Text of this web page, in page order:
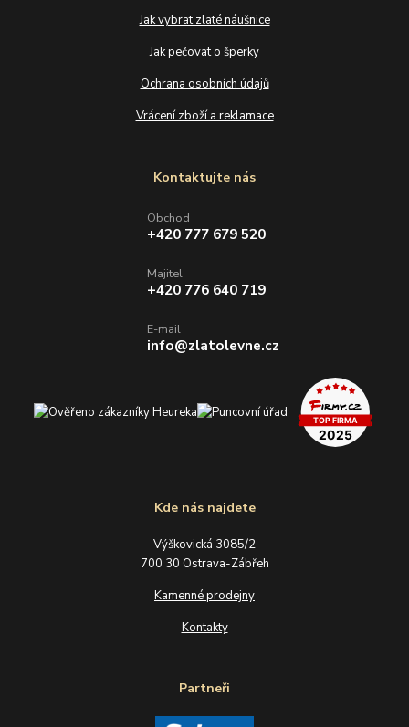
Jak vybrat zlaté náušnice
Jak pečovat o šperky
Ochrana osobních údajů
Vrácení zboží a reklamace
Kde nás najdete
Výškovická 3085/2
700 30 Ostrava-Zábřeh
Kamenné prodejny
Kontakty
Partneři
Kontaktujte nás
Obchod
+420 777 679 520
Majitel
+420 776 640 719
E-mail
info@zlatolevne.cz